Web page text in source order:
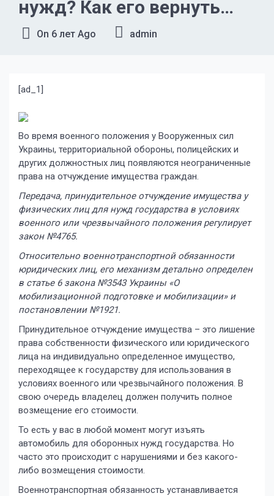
нужд? Как его вернуть
или получить возмещение
On 6 лет Ago admin
[ad_1]
Во время военного положения у Вооруженных сил
Украины, территориальной обороны, полицейских и
других должностных лиц появляются неограниченные
права на отчуждение имущества граждан.
Передача, принудительное отчуждение имущества у
физических лиц для нужд государства в условиях
военного или чрезвычайного положения регулирует
закон №4765.
Относительно военнотранспортной обязанности
юридических лиц, его механизм детально определен
в статье 6 закона №3543 Украины «О
мобилизационной подготовке и мобилизации» и
постановлении №1921.
Принудительное отчуждение имущества – это лишение
права собственности физического или юридического
лица на индивидуально определенное имущество,
переходящее к государству для использования в
условиях военного или чрезвычайного положения. В
свою очередь владелец должен получить полное
возмещение его стоимости.
То есть у вас в любой момент могут изъять
автомобиль для оборонных нужд государства. Но
часто это происходит с нарушениями и без какого-
либо возмещения стоимости.
Военнотранспортная обязанность устанавливается